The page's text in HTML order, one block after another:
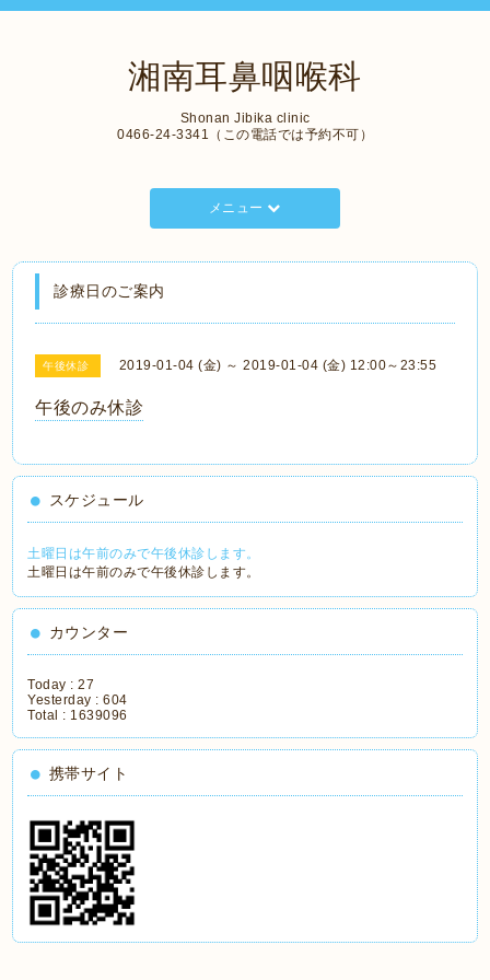
湘南耳鼻咽喉科
Shonan Jibika clinic
0466-24-3341（この電話では予約不可）
メニュー
診療日のご案内
午後休診 2019-01-04 (金) ～ 2019-01-04 (金) 12:00～23:55
午後のみ休診
スケジュール
土曜日は午前のみで午後休診します。
土曜日は午前のみで午後休診します。
カウンター
Today :27
Yesterday :604
Total : 1639096
携帯サイト